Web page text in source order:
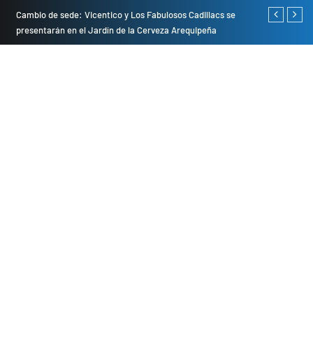
Cambio de sede: Vicentico y Los Fabulosos Cadillacs se
presentarán en el Jardín de la Cerveza Arequipeña
Empresas